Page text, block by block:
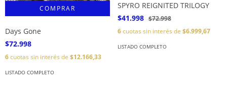
Days Gone
$72.998
6cuotas sin interés de $12.166,33
LISTADO COMPLETO
SPYRO REIGNITED TRILOGY
$41.998 $72.998
6cuotas sin interés de $6.999,67
LISTADO COMPLETO